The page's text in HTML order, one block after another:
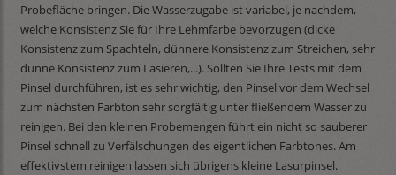
Probefläche bringen. Die Wasserzugabe ist variabel, je nachdem,
welche Konsistenz Sie für Ihre Lehmfarbe bevorzugen (dicke
Konsistenz zum Spachteln, dünnere Konsistenz zum Streichen, sehr
dünne Konsistenz zum Lasieren,...). Sollten Sie Ihre Tests mit dem
Pinsel durchführen, ist es sehr wichtig, den Pinsel vor dem Wechsel
zum nächsten Farbton sehr sorgfältig unter fließendem Wasser zu
reinigen. Bei den kleinen Probemengen führt ein nicht so sauberer
Pinsel schnell zu Verfälschungen des eigentlichen Farbtones. Am
effektivstem reinigen lassen sich übrigens kleine Lasurpinsel.